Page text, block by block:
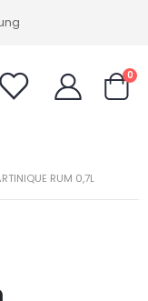
0
RUM 0,7L